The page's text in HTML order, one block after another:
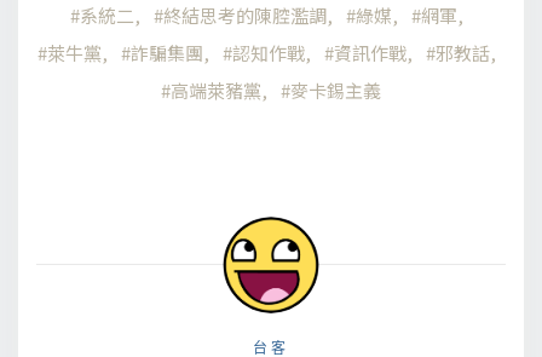
系統二
終結思考的陳腔濫調 綠媒
網軍
萊牛黨
詐騙集團 認知作戰 資訊作戰
邪教話
高端萊豬黨
麥卡錫主義
台客